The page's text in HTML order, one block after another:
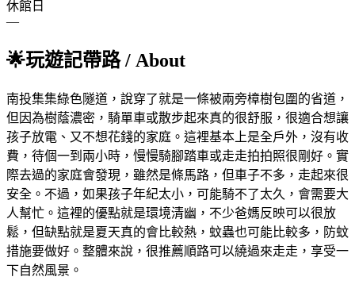
休館日
—
🌟玩遊記帶路/ About
南投集集綠色隧道，說穿了就是一條被兩旁樟樹包圍的省道，
但因為樹蔭濃密，騎單車或散步起來真的很舒服，很適合想讓
孩子放電、又不想花錢的家庭。這裡基本上是全戶外，沒有收
費，待個一到兩小時，慢慢騎腳踏車或走走拍拍照很剛好。實
際去過的家庭會發現，雖然是條馬路，但車子不多，走起來很
安全。不過，如果孩子年紀太小，可能騎不了太久，會需要大
人幫忙。這裡的優點就是環境清幽，不少爸媽反映可以很放
鬆，但缺點就是夏天真的會比較熱，蚊蟲也可能比較多，防蚊
措施要做好。整體來說，很推薦順路可以繞過來走走，享受一
下自然風景。